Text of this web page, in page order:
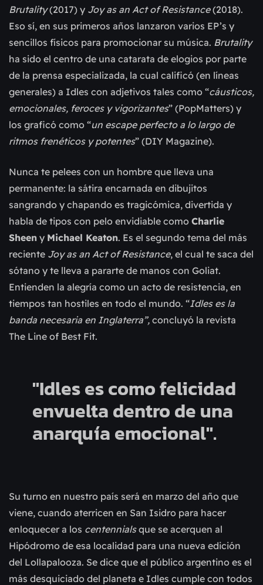
Brutality(2017) y Joy as an Act of Resistance(2018).
Eso sí, en sus primeros años lanzaron varios EP’s y
sencillos físicos para promocionar su música. Brutality
ha sido el centro de una catarata de elogios por parte
de la prensa especializada, la cual calificó (en líneas
generales) a Idles con adjetivos tales como “cáusticos,
emocionales, feroces y vigorizantes” (PopMatters) y
los graficó como “un escape perfecto a lo largo de
ritmos frenéticos y potentes” (DIY Magazine).
Nunca te pelees con un hombre que lleva una
permanente: la sátira encarnada en dibujitos
sangrando y chapando es tragicómica, divertida y
habla de tipos con pelo envidiable como Charlie
Sheen y Michael Keaton. Es el segundo tema del más
reciente Joy as an Act of Resistance, el cual te saca del
sótano y te lleva a pararte de manos con Goliat.
Entienden la alegría como un acto de resistencia, en
tiempos tan hostiles en todo el mundo. “Idles es la
banda necesaria en Inglaterra”, concluyó la revista
The Line of Best Fit.
"Idles es como felicidad
envuelta dentro de una
anarquía emocional".
Su turno en nuestro país será en marzo del año que
viene, cuando aterricen en San Isidro para hacer
enloquecer a los centennialsque se acerquen al
Hipódromo de esa localidad para una nueva edición
del Lollapalooza. Se dice que el público argentino es el
más desquiciado del planeta e Idles cumple con todos